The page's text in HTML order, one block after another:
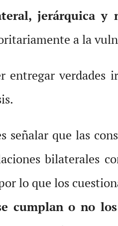
jerárquica y
a la
entregar verdades
señalar que las
bilaterales
lo que los
cumplan o no